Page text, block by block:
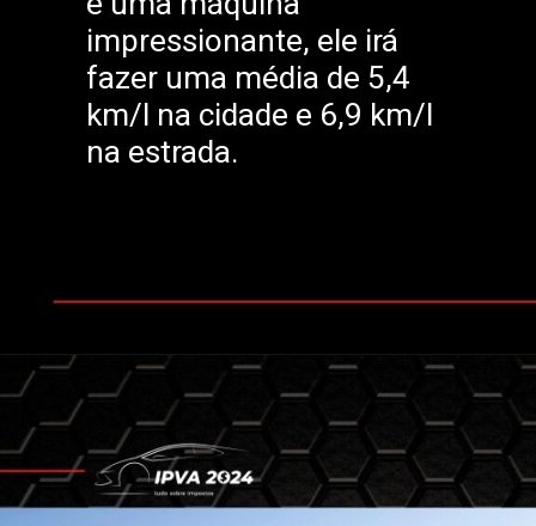
impressionante, ele irá
fazer uma média de 5,4
km/l na cidade e 6,9 km/l
na estrada.